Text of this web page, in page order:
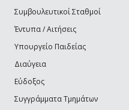
e-mail)
Συμβουλευτικοί Σταθμοί
Έντυπα / Αιτήσεις
Υπουργείο Παιδείας
Διαύγεια
Εύδοξος
Συγγράμματα Τμημάτων